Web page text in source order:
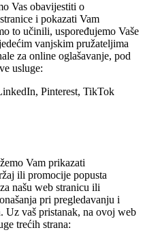
Vas obavijestiti o
i pokazati Vam
to učinili, uspoređujemo Vaše
vanjskim pružateljima
za online oglašavanje, pod
usluge:
Pinterest, TikTok
Vam prikazati
ili promocije popusta
našu web stranicu ili
pri pregledavanju i
vaš pristanak, na ovoj web
trećih strana: